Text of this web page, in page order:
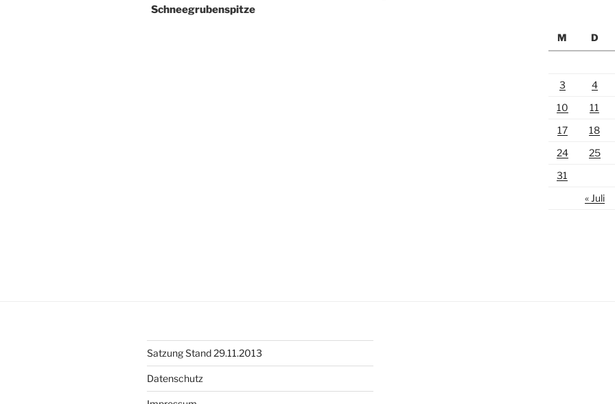
Schneegrubenspitze
M
D
3
4
10
11
17
18
24
25
31
« Juli
Satzung Stand 29.11.2013
Datenschutz